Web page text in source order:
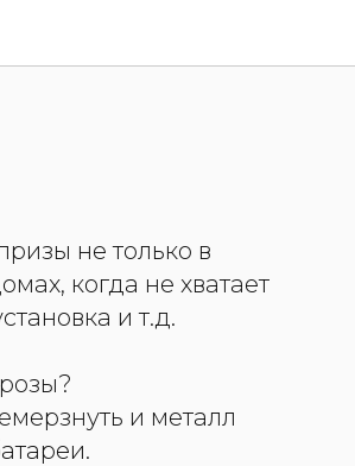
не только в
когда не хватает
и т.д.
и металл